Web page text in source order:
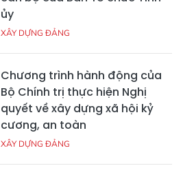
ủy
XÂY DỰNG ĐẢNG
Chương trình hành động của
Bộ Chính trị thực hiện Nghị
quyết về xây dựng xã hội kỷ
cương, an toàn
XÂY DỰNG ĐẢNG